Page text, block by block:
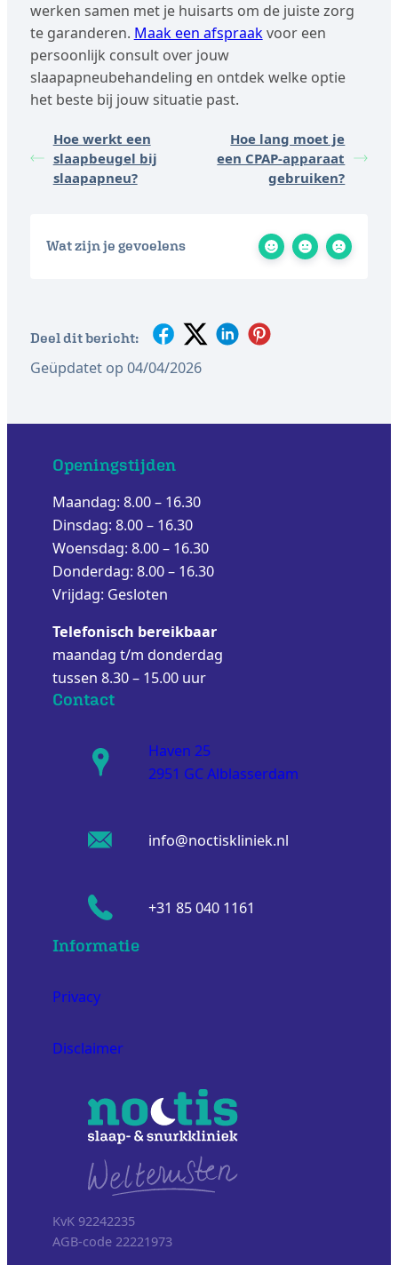
werken samen met je huisarts om de juiste zorg
te garanderen. Maak een afspraakvoor een
persoonlijk consult over jouw
slaapapneubehandeling en ontdek welke optie
het beste bij jouw situatie past.
Hoe werkt een
slaapbeugel bij
slaapapneu?
Hoe lang moet je
een CPAP-apparaat
gebruiken?
Wat zijn je gevoelens
Deel dit bericht:
Geüpdatet op 04/04/2026
KvK 92242235
AGB-code 22221973
Openingstijden
Maandag: 8.00 – 16.30
Dinsdag: 8.00 – 16.30
Woensdag: 8.00 – 16.30
Donderdag: 8.00 – 16.30
Vrijdag: Gesloten
Telefonisch bereikbaar
maandag t/m donderdag
tussen 8.30 – 15.00 uur
Contact
Haven 25
2951 GC Alblasserdam
info@noctiskliniek.nl
+31 85 040 1161
Informatie
Privacy
Disclaimer